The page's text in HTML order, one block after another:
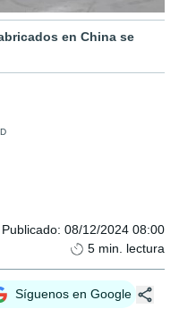
en China se
Publicado: 08/12/2024 08:00
5 min. lectura
Síguenos en Google